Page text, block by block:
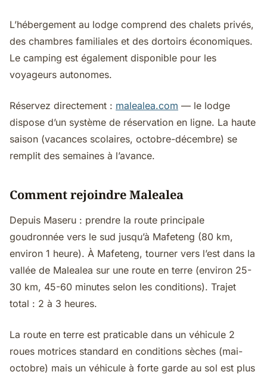
L’hébergement au lodge comprend des chalets privés,
des chambres familiales et des dortoirs économiques.
Le camping est également disponible pour les
voyageurs autonomes.
Réservez directement : malealea.com — le lodge
dispose d’un système de réservation en ligne. La haute
saison (vacances scolaires, octobre-décembre) se
remplit des semaines à l’avance.
Comment rejoindre Malealea
Depuis Maseru : prendre la route principale
goudronnée vers le sud jusqu’à Mafeteng (80 km,
environ 1 heure). À Mafeteng, tourner vers l’est dans la
vallée de Malealea sur une route en terre (environ 25-
30 km, 45-60 minutes selon les conditions). Trajet
total : 2 à 3 heures.
La route en terre est praticable dans un véhicule 2
roues motrices standard en conditions sèches (mai-
octobre) mais un véhicule à forte garde au sol est plus